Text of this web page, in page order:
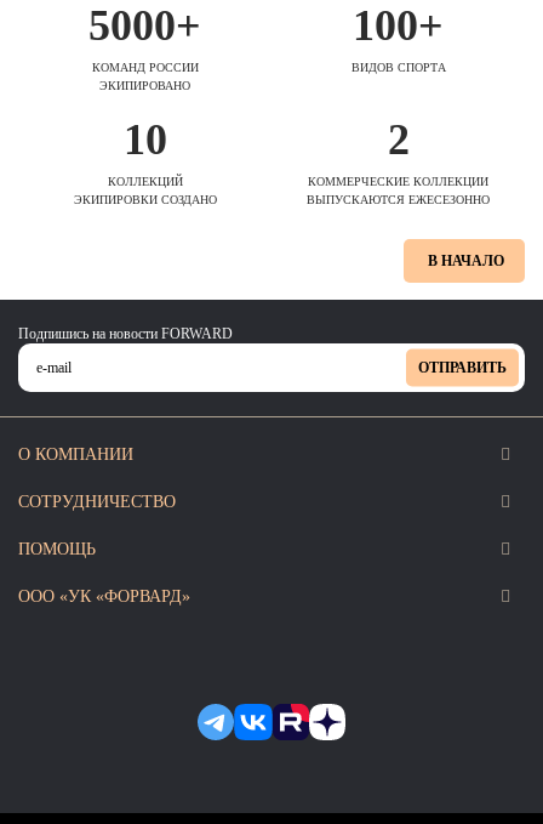
5000+
КОМАНД РОССИИ
ЭКИПИРОВАНО
100+
ВИДОВ СПОРТА
10
КОЛЛЕКЦИЙ
ЭКИПИРОВКИ СОЗДАНО
2
КОММЕРЧЕСКИЕ КОЛЛЕКЦИИ
ВЫПУСКАЮТСЯ ЕЖЕСЕЗОННО
В НАЧАЛО
Подпишись на новости FORWARD
ОТПРАВИТЬ
О КОМПАНИИ
СОТРУДНИЧЕСТВО
ПОМОЩЬ
ООО «УК «ФОРВАРД»